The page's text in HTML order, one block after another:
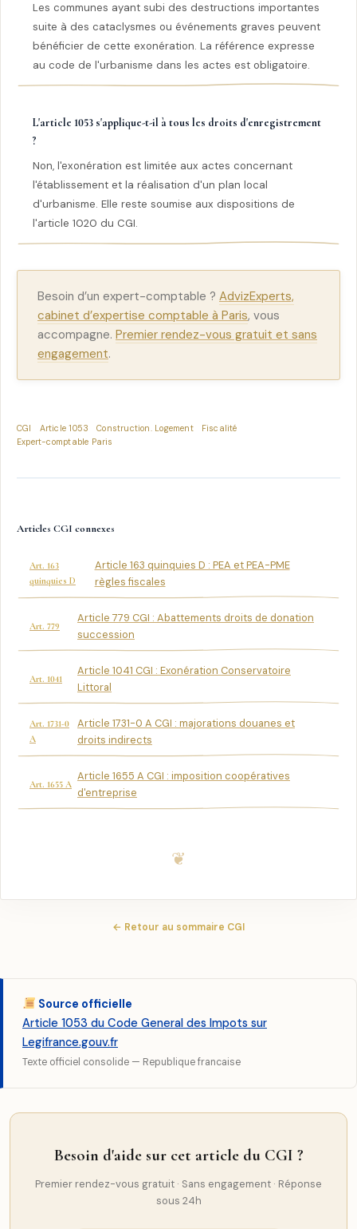
Les communes ayant subi des destructions importantes
suite à des cataclysmes ou événements graves peuvent
bénéficier de cette exonération. La référence expresse
au code de l'urbanisme dans les actes est obligatoire.
L'article 1053 s'applique-t-il à tous les droits d'enregistrement
?
Non, l'exonération est limitée aux actes concernant
l'établissement et la réalisation d'un plan local
d'urbanisme. Elle reste soumise aux dispositions de
l'article 1020 du CGI.
Besoin d’un expert-comptable ? AdvizExperts,
cabinet d’expertise comptable à Paris, vous
accompagne. Premier rendez-vous gratuit et sans
engagement.
CGI Article 1053 Construction. Logement
Fiscalité
Expert-comptable Paris
Articles CGI connexes
Art. 163
quinquies D
Article 163 quinquies D : PEA et PEA-PME
règles fiscales
Art. 779
Article 779 CGI : Abattements droits de donation
succession
Art. 1041
Article 1041 CGI : Exonération Conservatoire
Littoral
Art. 1731-0
A
Article 1731-0 A CGI : majorations douanes et
droits indirects
Art. 1655 A
Article 1655 A CGI : imposition coopératives
d'entreprise
← Retour au sommaire CGI
Source officielle
Article 1053 du Code General des Impots sur
Legifrance.gouv.fr
Texte officiel consolide — Republique francaise
Besoin d'aide sur cet article du CGI ?
Premier rendez-vous gratuit · Sans engagement · Réponse
sous 24h